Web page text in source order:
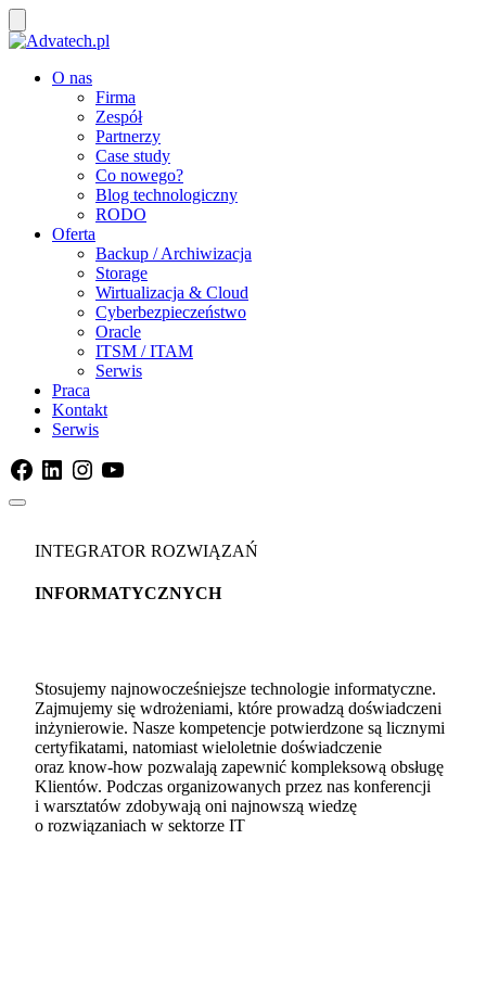
O nas
Firma
Zespół
Partnerzy
Case study
Co nowego?
Blog technologiczny
RODO
Oferta
Backup / Archiwizacja
Storage
Wirtualizacja & Cloud
Cyberbezpieczeństwo
Oracle
ITSM / ITAM
Serwis
Praca
Kontakt
Serwis
INTEGRATOR ROZWIĄZAŃ
INFORMATYCZNYCH
Stosujemy najnowocześniejsze technologie informatyczne.
Zajmujemy się wdrożeniami, które prowadzą doświadczeni
inżynierowie. Nasze kompetencje potwierdzone są licznymi
certyfikatami, natomiast wieloletnie doświadczenie
oraz know-how pozwalają zapewnić kompleksową obsługę
Klientów. Podczas organizowanych przez nas konferencji
i warsztatów zdobywają oni najnowszą wiedzę
o rozwiązaniach w sektorze IT